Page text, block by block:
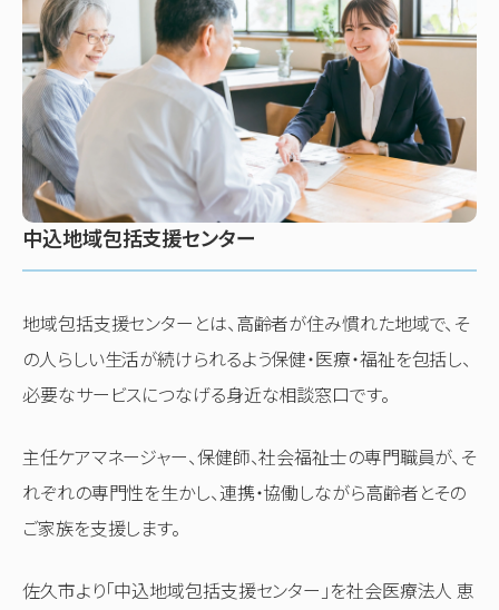
中込地域包括支援センター
地域包括支援センターとは、高齢者が住み慣れた地域で、そ
の人らしい生活が続けられるよう保健・医療・福祉を包括し、
必要なサービスにつなげる身近な相談窓口です。
主任ケアマネージャー、保健師、社会福祉士の専門職員が、そ
れぞれの専門性を生かし、連携・協働しながら高齢者とその
ご家族を支援します。
佐久市より「中込地域包括支援センター」を社会医療法人 恵